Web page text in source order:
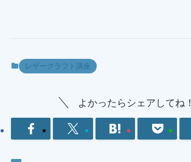
レザークラフト講座
よかったらシェアしてね！